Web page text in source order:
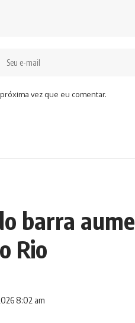
vez que eu comentar.
barra
Rio
8:02 am